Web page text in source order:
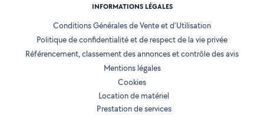
INFORMATIONS LÉGALES
Conditions Générales de Vente et d'Utilisation
Politique de confidentialité et de respect de la vie privée
Référencement, classement des annonces et contrôle des avis
Mentions légales
Cookies
Location de matériel
Prestation de services